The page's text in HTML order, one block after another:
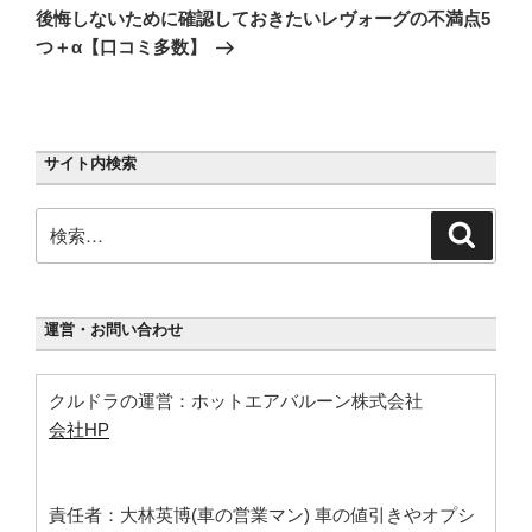
ー
シ
の
投
後悔しないために確認しておきたいレヴォーグの不満点5
つ＋α【口コミ多数】
サイト内検索
索:
運営・お問い合わせ
クルドラの運営：ホットエアバルーン株式会社
会社HP
責任者：大林英博(車の営業マン) 車の値引きやオプシ